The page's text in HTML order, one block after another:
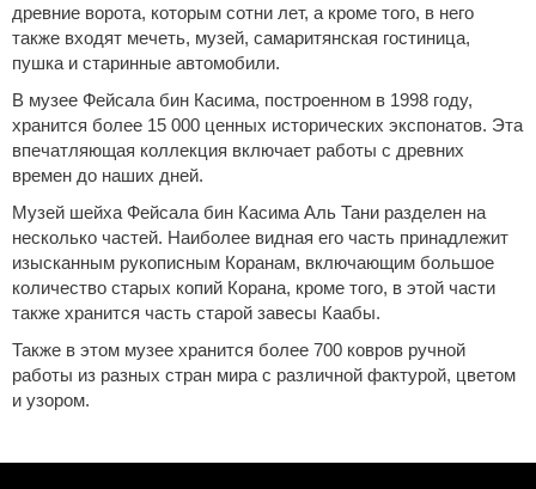
древние ворота, которым сотни лет, а кроме того, в него
также входят мечеть, музей, самаритянская гостиница,
пушка и старинные автомобили.
В музее Фейсала бин Касима, построенном в 1998 году,
хранится более 15 000 ценных исторических экспонатов. Эта
впечатляющая коллекция включает работы с древних
времен до наших дней.
Музей шейха Фейсала бин Касима Аль Тани разделен на
несколько частей. Наиболее видная его часть принадлежит
изысканным рукописным Коранам, включающим большое
количество старых копий Корана, кроме того, в этой части
также хранится часть старой завесы Каабы.
Также в этом музее хранится более 700 ковров ручной
работы из разных стран мира с различной фактурой, цветом
и узором.